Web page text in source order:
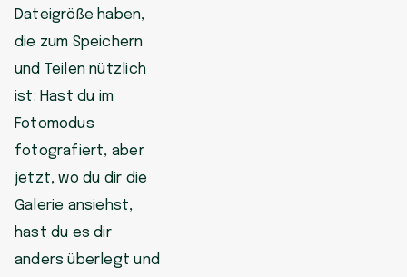
Dateigröße haben,
die zum Speichern
und Teilen nützlich
ist: Hast du im
Fotomodus
fotografiert, aber
jetzt, wo du dir die
Galerie ansiehst,
hast du es dir
anders überlegt und